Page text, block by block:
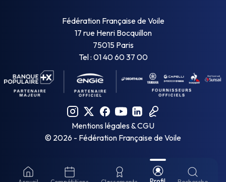
Fédération Française de Voile
17 rue Henri Bocquillon
75015 Paris
Tel : 01 40 60 37 00
Mentions légales & CGU
© 2026 - Fédération Française de Voile